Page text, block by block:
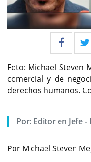
Foto: Michael Steven
comercial y de
derechos humanos.
Por: Editor en Jefe-
Por Michael Steven